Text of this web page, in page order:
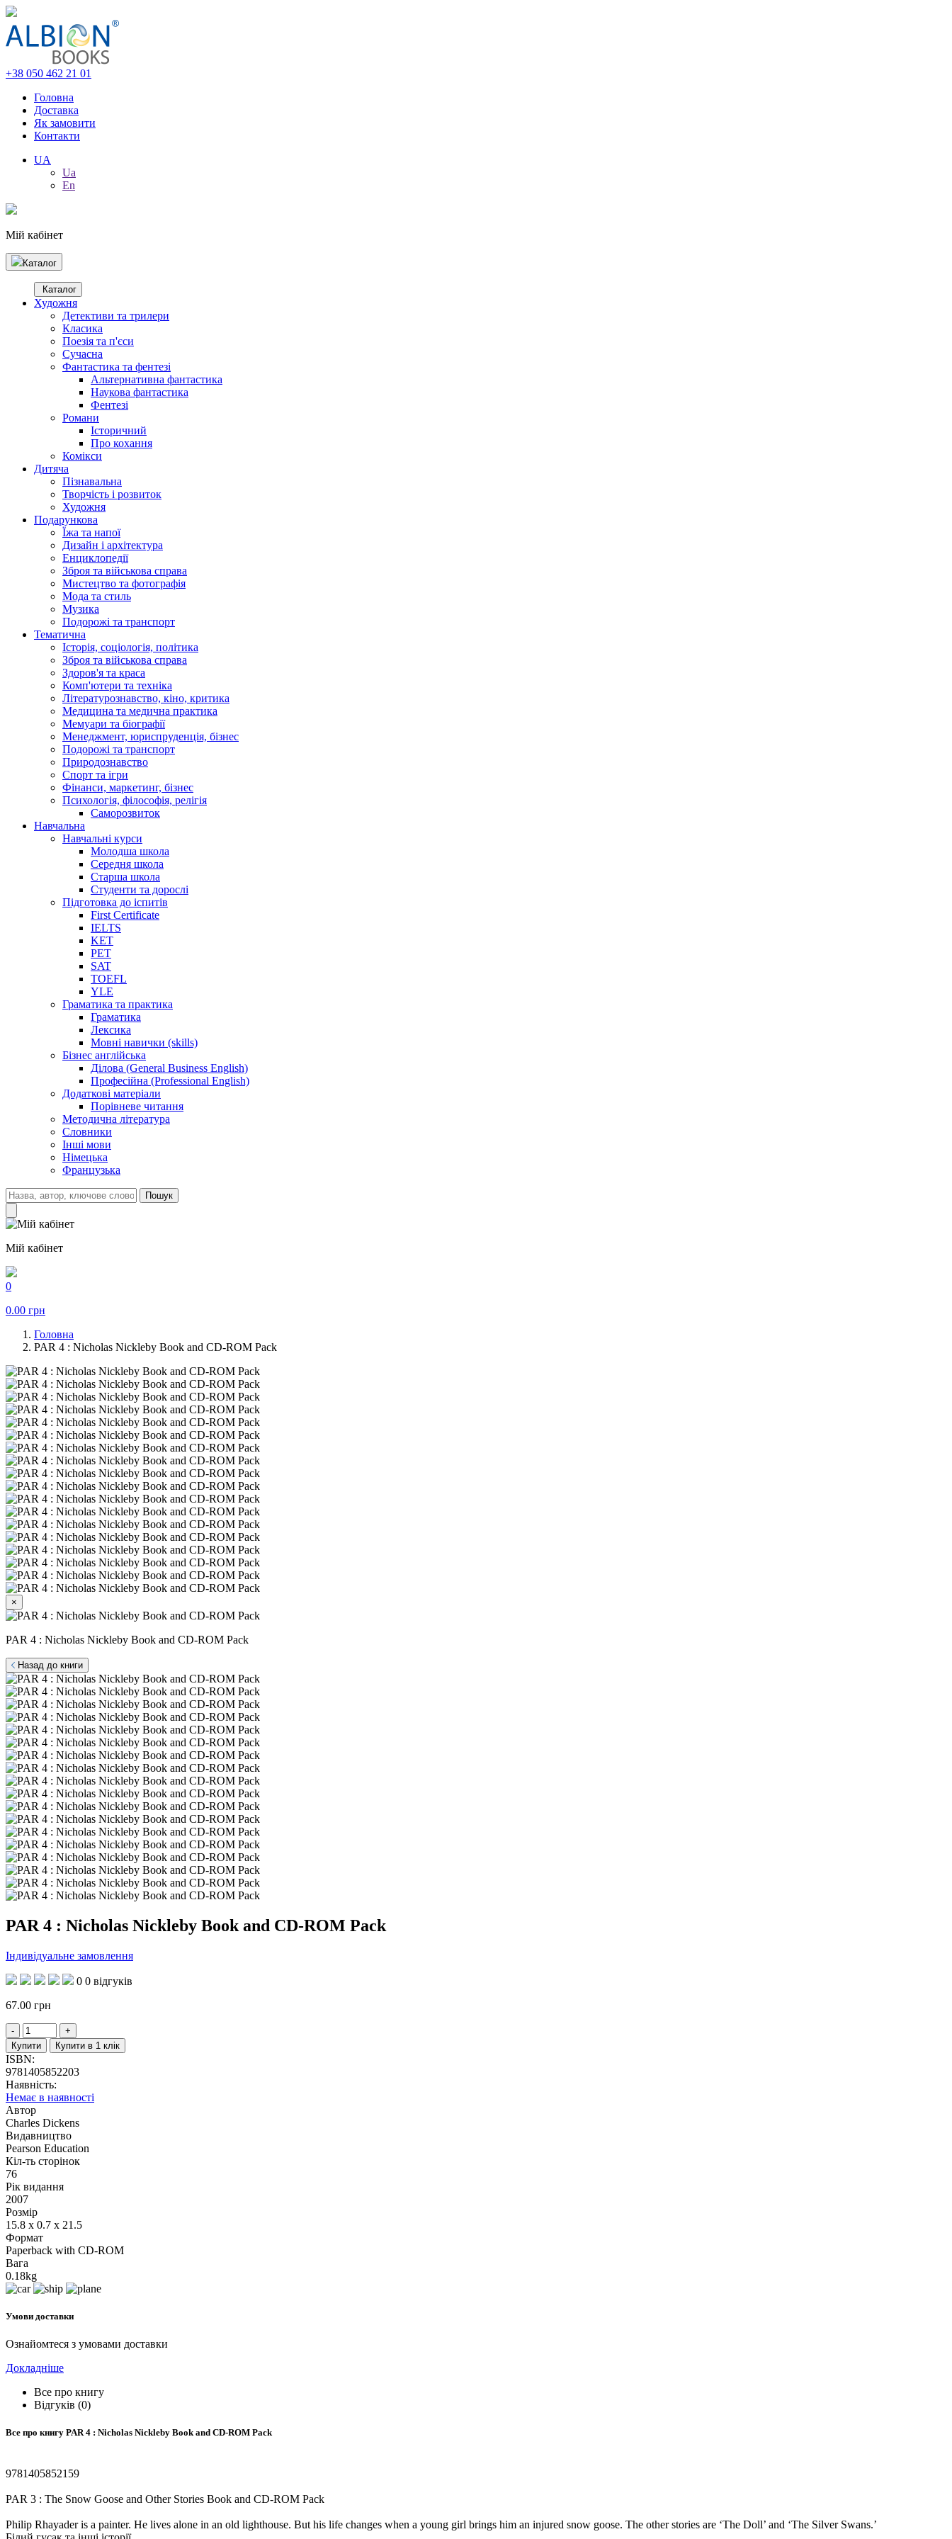
+38 050 462 21 01
Головна
Доставка
Як замовити
Контакти
UA
Ua
En
Мій кабінет
Каталог
Каталог
Художня
Детективи та трилери
Класика
Поезія та п'єси
Сучасна
Фантастика та фентезі
Альтернативна фантастика
Наукова фантастика
Фентезі
Романи
Історичний
Про кохання
Комікси
Дитяча
Пізнавальна
Творчість і розвиток
Художня
Подарункова
Їжа та напої
Дизайн і архітектура
Енциклопедії
Зброя та військова справа
Мистецтво та фотографія
Мода та стиль
Музика
Подорожі та транспорт
Тематична
Історія, соціологія, політика
Зброя та військова справа
Здоров'я та краса
Комп'ютери та техніка
Літературознавство, кіно, критика
Медицина та медична практика
Мемуари та біографії
Менеджмент, юриспруденція, бізнес
Подорожі та транспорт
Природознавство
Спорт та ігри
Фінанси, маркетинг, бізнес
Психологія, філософія, релігія
Саморозвиток
Навчальна
Навчальні курси
Молодша школа
Середня школа
Старша школа
Студенти та дорослі
Підготовка до іспитів
First Certificate
IELTS
KET
PET
SAT
TOEFL
YLE
Граматика та практика
Граматика
Лексика
Мовні навички (skills)
Бізнес англійська
Ділова (General Business English)
Професійна (Professional English)
Додаткові матеріали
Порівневе читання
Методична література
Словники
Інші мови
Німецька
Французька
Пошук
Мій кабінет
0
0.00 грн
Головна
PAR 4 : Nicholas Nickleby Book and CD-ROM Pack
×
PAR 4 : Nicholas Nickleby Book and CD-ROM Pack
Назад до книги
PAR 4 : Nicholas Nickleby Book and CD-ROM Pack
Індивідуальне замовлення
0 0 відгуків
67.00 грн
Купити Купити в 1 клік
ISBN:
9781405852203
Наявність:
Немає в наявності
Автор
Charles Dickens
Видавництво
Pearson Education
Кіл-ть сторінок
76
Рік видання
2007
Розмір
15.8 x 0.7 x 21.5
Формат
Paperback with CD-ROM
Вага
0.18kg
Умови доставки
Ознайомтеся з умовами доставки
Докладніше
Все про книгу
Відгуків (0)
Все про книгу PAR 4 : Nicholas Nickleby Book and CD-ROM Pack
9781405852159
PAR 3 : The Snow Goose and Other Stories Book and CD-ROM Pack
Philip Rhayader is a painter. He lives alone in an old lighthouse. But his life changes when a young girl brings him an injured snow goose. The other stories are ‘The Doll’ and ‘The Silver Swans.’